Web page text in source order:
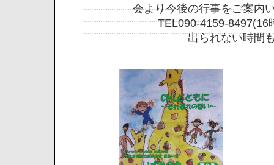
会より今後の行事をご案内い
TEL090-4159-8497(16
出られない時間もあ